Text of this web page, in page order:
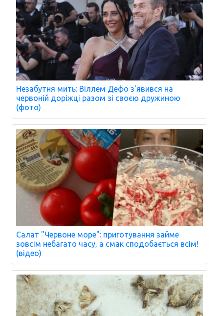
Незабутня мить: Віллем Дефо з'явився на
червоній доріжці разом зі своєю дружиною
(фото)
Салат "Червоне море": приготування займе
зовсім небагато часу, а смак сподобається всім!
(відео)